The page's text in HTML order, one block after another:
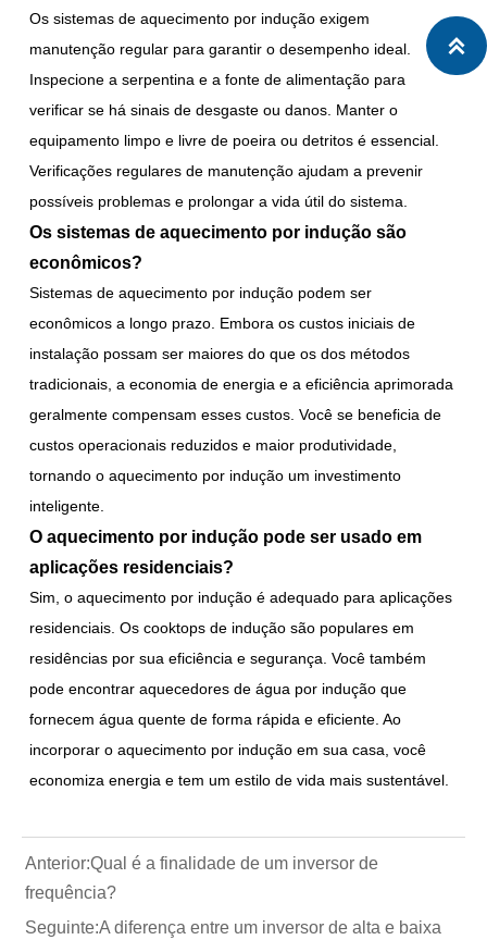
Os sistemas de aquecimento por indução exigem
manutenção regular para garantir o desempenho ideal.
Inspecione a serpentina e a fonte de alimentação para
verificar se há sinais de desgaste ou danos. Manter o
equipamento limpo e livre de poeira ou detritos é essencial.
Verificações regulares de manutenção ajudam a prevenir
possíveis problemas e prolongar a vida útil do sistema.
Os sistemas de aquecimento por indução são
econômicos?
Sistemas de aquecimento por indução podem ser
econômicos a longo prazo. Embora os custos iniciais de
instalação possam ser maiores do que os dos métodos
tradicionais, a economia de energia e a eficiência aprimorada
geralmente compensam esses custos. Você se beneficia de
custos operacionais reduzidos e maior produtividade,
tornando o aquecimento por indução um investimento
inteligente.
O aquecimento por indução pode ser usado em
aplicações residenciais?
Sim, o aquecimento por indução é adequado para aplicações
residenciais. Os cooktops de indução são populares em
residências por sua eficiência e segurança. Você também
pode encontrar aquecedores de água por indução que
fornecem água quente de forma rápida e eficiente. Ao
incorporar o aquecimento por indução em sua casa, você
economiza energia e tem um estilo de vida mais sustentável.
Anterior:Qual é a finalidade de um inversor de
frequência?
Seguinte:A diferença entre um inversor de alta e baixa
